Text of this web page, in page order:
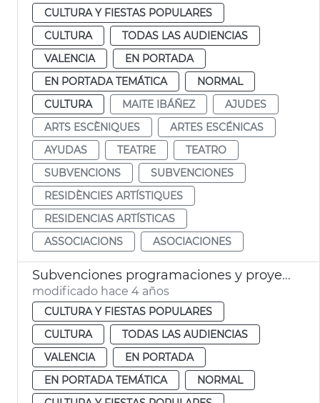
CULTURA Y FIESTAS POPULARES
CULTURA
TODAS LAS AUDIENCIAS
VALENCIA
EN PORTADA
EN PORTADA TEMÁTICA
NORMAL
CULTURA
MAITE IBÁÑEZ
AJUDES
ARTS ESCÈNIQUES
ARTES ESCÉNICAS
AYUDAS
TEATRE
TEATRO
SUBVENCIONS
SUBVENCIONES
RESIDÈNCIES ARTÍSTIQUES
RESIDENCIAS ARTÍSTICAS
ASSOCIACIONS
ASOCIACIONES
Subvenciones programaciones y proyectos culturales
modificado hace 4 años
CULTURA Y FIESTAS POPULARES
CULTURA
TODAS LAS AUDIENCIAS
VALENCIA
EN PORTADA
EN PORTADA TEMÁTICA
NORMAL